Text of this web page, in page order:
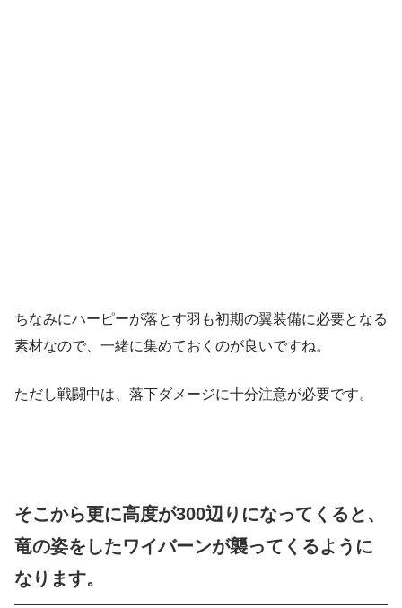
ちなみにハーピーが落とす羽も初期の翼装備に必要となる
素材なので、一緒に集めておくのが良いですね。
ただし戦闘中は、落下ダメージに十分注意が必要です。
そこから更に高度が300辺りになってくると、
竜の姿をしたワイバーンが襲ってくるように
なります。